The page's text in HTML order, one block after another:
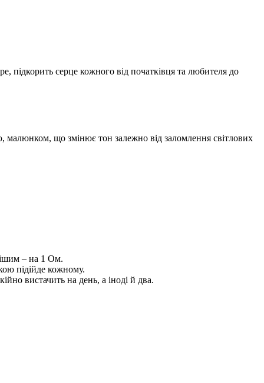
серце кожного від початківця та любителя до
що змінює тон залежно від заломлення світлових
– на 1 Ом.
підійде кожному.
вистачить на день, а іноді й два.